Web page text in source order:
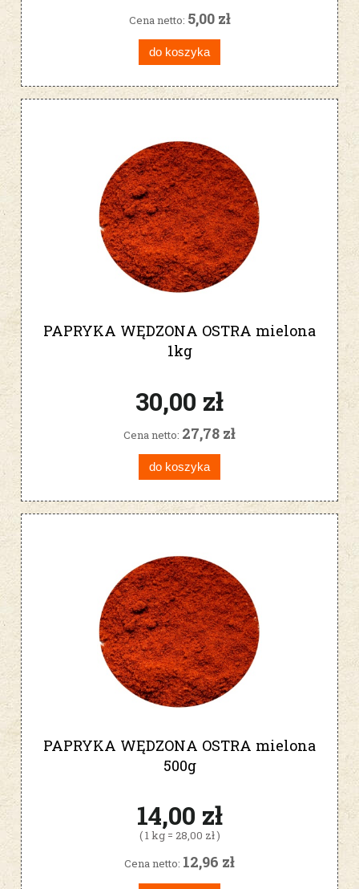
Cena netto: 5,00 zł
do koszyka
PAPRYKA WĘDZONA OSTRA mielona
1kg
30,00 zł
Cena netto: 27,78 zł
do koszyka
PAPRYKA WĘDZONA OSTRA mielona
500g
14,00 zł
( 1 kg = 28,00 zł )
Cena netto: 12,96 zł